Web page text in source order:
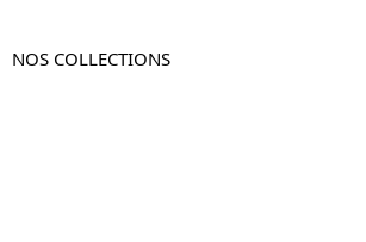
NOS COLLECTIONS